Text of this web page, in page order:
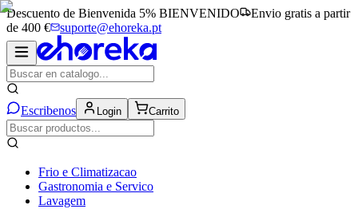
Descuento de Bienvenida 5% BIENVENIDO
Envio gratis a partir
de 400 €
suporte@ehoreka.pt
Escribenos Login Carrito
Frio e Climatizacao
Gastronomia e Servico
Lavagem